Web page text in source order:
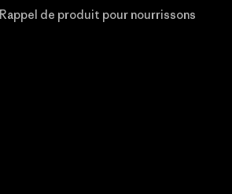
Rappel de produit pour nourrissons